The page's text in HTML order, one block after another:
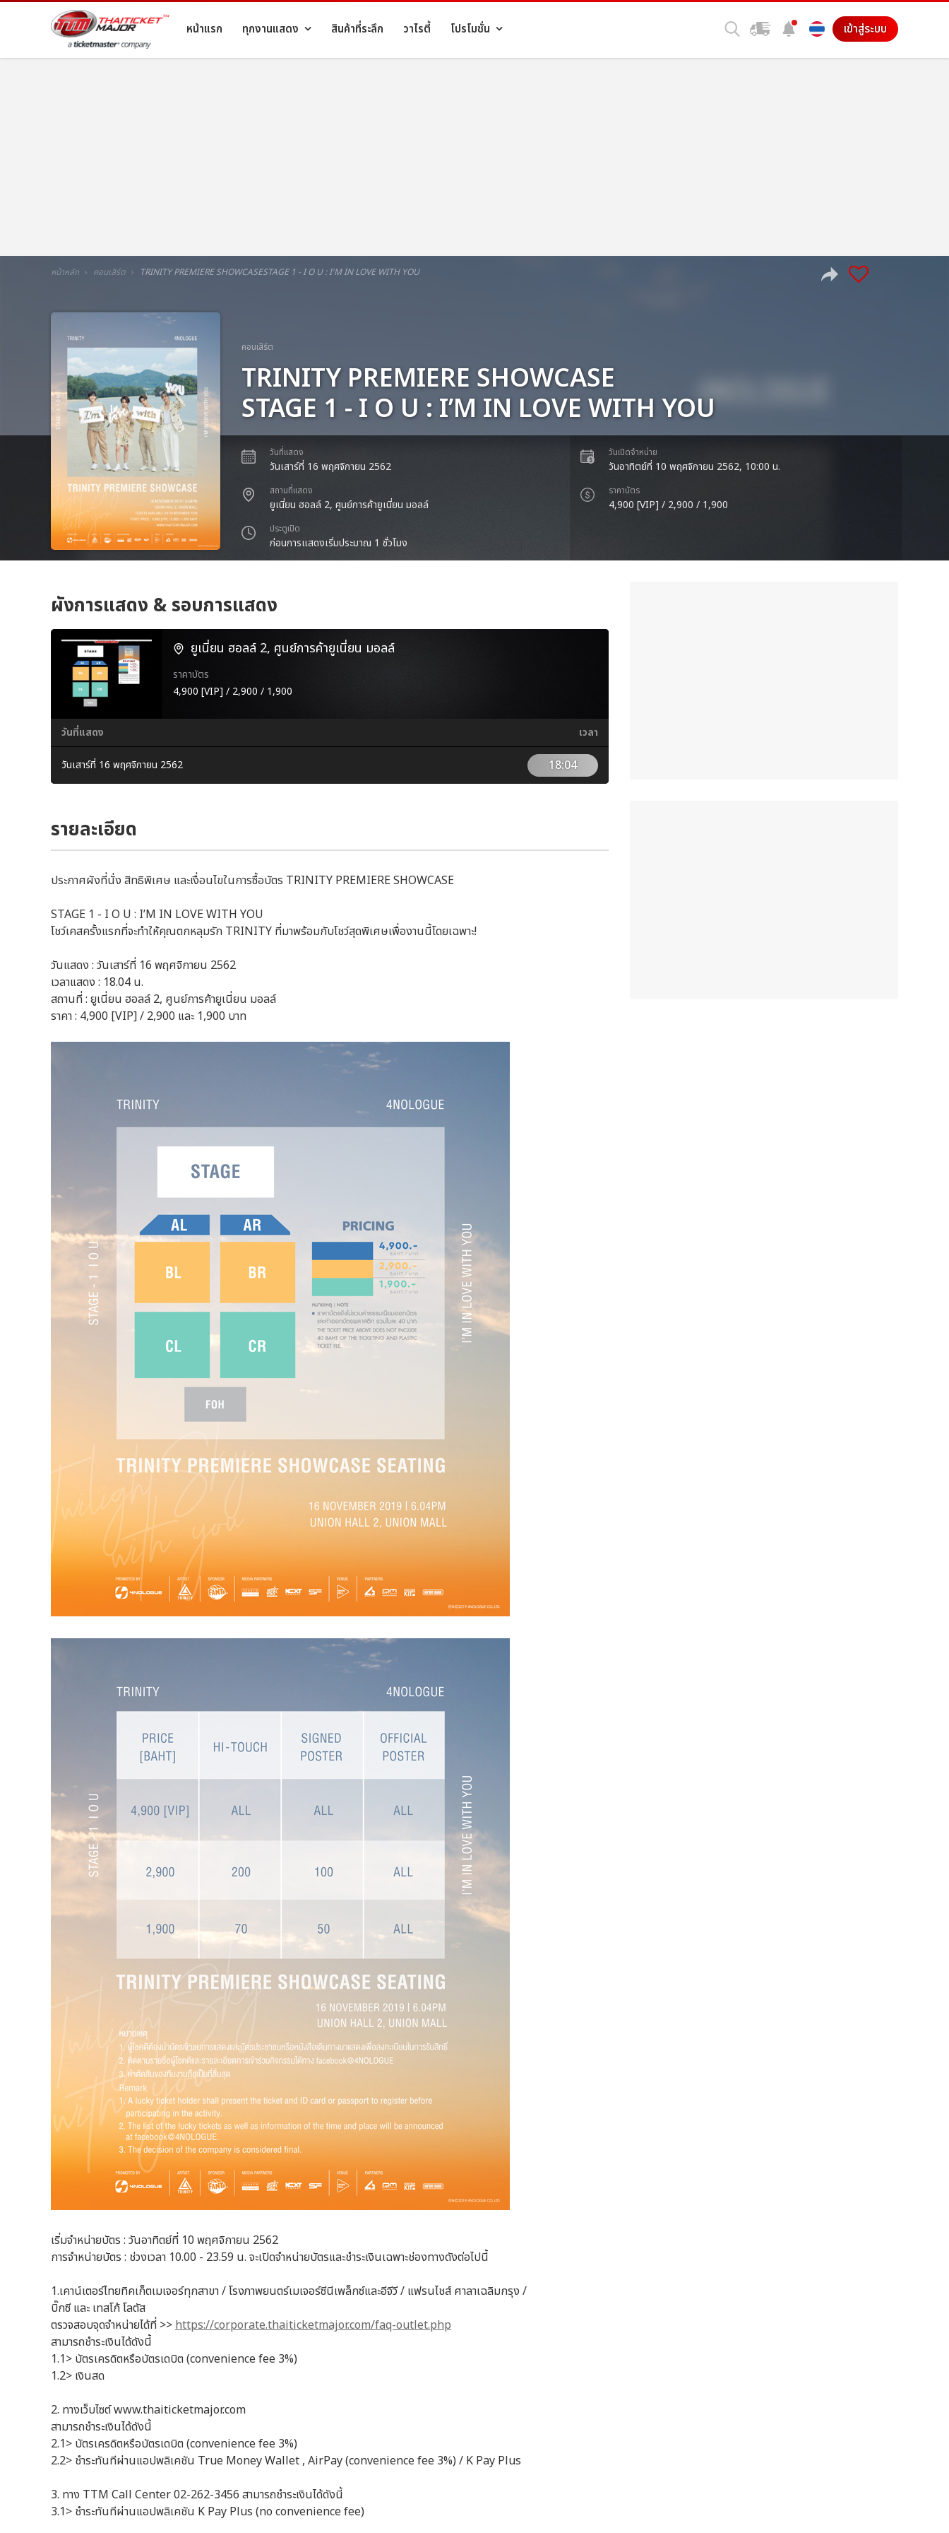
หน้าแรก ทุกงานแสดง สินค้าที่ระลึก วาไรตี้ โปรโมชั่น เข้าสู่ระบบ
หน้าหลัก คอนเสิร์ต TRINITY PREMIERE SHOWCASESTAGE 1 - I O U : I'M IN LOVE WITH YOU
คอนเสิร์ต
TRINITY PREMIERE SHOWCASE
STAGE 1 - I O U : I’M IN LOVE WITH YOU
วันที่แสดง
วันเสาร์ที่ 16 พฤศจิกายน 2562
สถานที่แสดง
ยูเนี่ยน ฮอลล์ 2, ศูนย์การค้ายูเนี่ยน มอลล์
ประตูเปิด
ก่อนการแสดงเริ่มประมาณ 1 ชั่วโมง
วันเปิดจำหน่าย
วันอาทิตย์ที่ 10 พฤศจิกายน 2562, 10:00 น.
ราคาบัตร
4,900 [VIP] / 2,900 / 1,900
ผังการแสดง & รอบการแสดง
ยูเนี่ยน ฮอลล์ 2, ศูนย์การค้ายูเนี่ยน มอลล์
ราคาบัตร
4,900 [VIP] / 2,900 / 1,900
วันที่แสดง เวลา
วันเสาร์ที่ 16 พฤศจิกายน 2562 18:04
รายละเอียด
ประกาศผังที่นั่ง สิทธิพิเศษ และเงื่อนไขในการซื้อบัตร TRINITY PREMIERE SHOWCASE
STAGE 1 - I O U : I’M IN LOVE WITH YOU
โชว์เคสครั้งแรกที่จะทำให้คุณตกหลุมรัก TRINITY ที่มาพร้อมกับโชว์สุดพิเศษเพื่องานนี้โดยเฉพาะ!
วันแสดง : วันเสาร์ที่ 16 พฤศจิกายน 2562
เวลาแสดง : 18.04 น.
สถานที่ : ยูเนี่ยน ฮอลล์ 2, ศูนย์การค้ายูเนี่ยน มอลล์
ราคา : 4,900 [VIP] / 2,900 และ 1,900 บาท
เริ่มจำหน่ายบัตร : วันอาทิตย์ที่ 10 พฤศจิกายน 2562
การจำหน่ายบัตร : ช่วงเวลา 10.00 - 23.59 น. จะเปิดจำหน่ายบัตรและชำระเงินเฉพาะช่องทางดังต่อไปนี้
1.เคาน์เตอร์ไทยทิคเก็ตเมเจอร์ทุกสาขา / โรงภาพยนตร์เมเจอร์ซีนีเพล็กซ์และอีจีวี / แฟรนไชส์ ศาลาเฉลิมกรุง /
บิ๊กซี และ เทสโก้ โลตัส
ตรวจสอบจุดจำหน่ายได้ที่ >> https://corporate.thaiticketmajor.com/faq-outlet.php
สามารถชำระเงินได้ดังนี้
1.1> บัตรเครดิตหรือบัตรเดบิต (convenience fee 3%)
1.2> เงินสด
2. ทางเว็บไซต์ www.thaiticketmajor.com
สามารถชำระเงินได้ดังนี้
2.1> บัตรเครดิตหรือบัตรเดบิต (convenience fee 3%)
2.2> ชำระทันทีผ่านแอปพลิเคชัน True Money Wallet , AirPay (convenience fee 3%) / K Pay Plus
3. ทาง TTM Call Center 02-262-3456 สามารถชำระเงินได้ดังนี้
3.1> ชำระทันทีผ่านแอปพลิเคชัน K Pay Plus (no convenience fee)